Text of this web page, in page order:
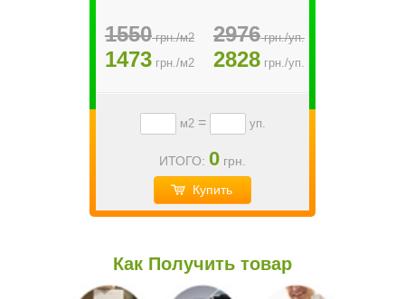
1550грн./м2
1473 грн./м2
2976грн./уп.
2828 грн./уп.
м2= уп.
ИТОГО: 0 грн.
Купить
Как Получить товар